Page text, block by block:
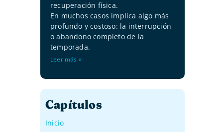
recuperación física.
En muchos casos implica algo más
profundo y costoso: la interrupción
o abandono completo de la
temporada.
Leer más »
Capítulos
Inicio